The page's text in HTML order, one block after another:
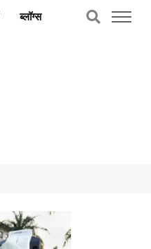
ब्लॉग्स